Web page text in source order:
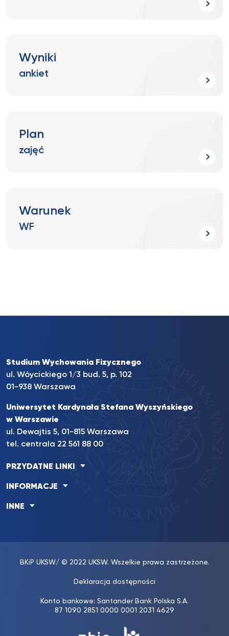
Wyniki
ankiet
Plan
zajęć
Warunek
WF
Studium Wychowania Fizycznego
ul. Wóycickiego 1/3 bud. 5, p. 102
01-938 Warszawa
Uniwersytet Kardynała Stefana Wyszyńskiego
w Warszawie
ul. Dewajtis 5, 01-815 Warszawa
tel. centrala 22 561 88 00
PRZYDATNE LINKI
INFORMACJE
INNE
BKiP UKSW/ © 2022 UKSW. Wszelkie prawa zastrzeżone.
Deklaracja dostępności
Konto bankowe: Santander Bank Polska S.A.
87 1090 2851 0000 0001 2031 4629